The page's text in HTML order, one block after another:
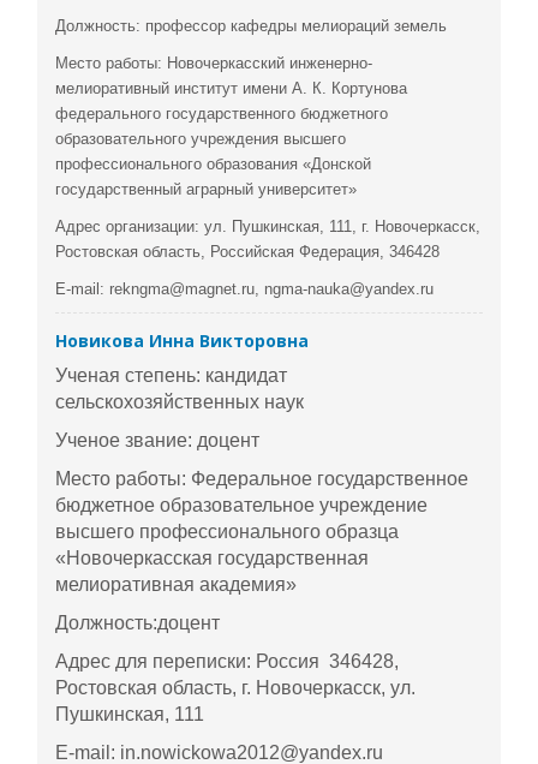
Должность: профессор кафедры мелиораций земель
Место работы: Новочеркасский инженерно-
мелиоративный институт имени А. К. Кортунова
федерального государственного бюджетного
образовательного учреждения высшего
профессионального образования «Донской
государственный аграрный университет»
Адрес организации: ул. Пушкинская, 111, г. Новочеркасск,
Ростовская область, Российская Федерация, 346428
E-mail: rekngma@magnet.ru, ngma-nauka@yandex.ru
Новикова Инна Викторовна
Ученая степень: кандидат
сельскохозяйственных наук
Ученое звание: доцент
Место работы: Федеральное государственное
бюджетное образовательное учреждение
высшего профессионального образца
«Новочеркасская государственная
мелиоративная академия»
Должность:доцент
Адрес для переписки: Россия 346428,
Ростовская область, г. Новочеркасск, ул.
Пушкинская, 111
E-mail: in.nowickowa2012@yandex.ru